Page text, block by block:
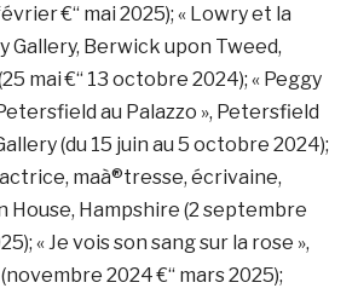
€“ mai 2025); « Lowry et la
Gallery, Berwick upon Tweed,
mai €“ 13 octobre 2024); « Peggy
au Palazzo », Petersfield
(du 15 juin au 5 octobre 2024);
maà®tresse, écrivaine,
House, Hampshire (2 septembre
« Je vois son sang sur la rose »,
2024 €“ mars 2025);